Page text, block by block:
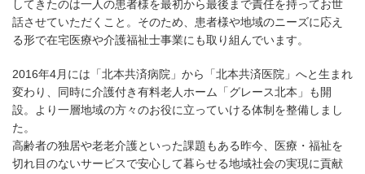
してきたのは一人の患者様を最初から最後まで責任を持ってお世
話させていただくこと。そのため、患者様や地域のニーズに応え
る形で在宅医療や介護福祉士事業にも取り組んでいます。
2016年4月には「北本共済病院」から「北本共済医院」へと生まれ
変わり、同時に介護付き有料老人ホーム「グレース北本」も開
設。より一層地域の方々のお役に立っていける体制を整備しまし
た。
高齢者の独居や老老介護といった課題もある昨今、医療・福祉を
切れ目のないサービスで安心して暮らせる地域社会の実現に貢献